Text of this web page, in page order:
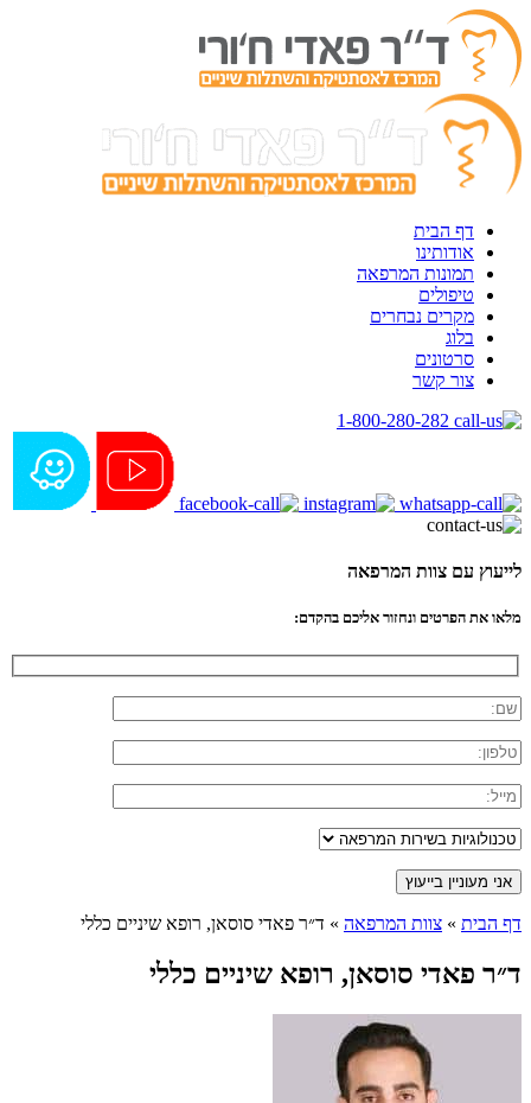
דף הבית
אודותינו
תמונות המרפאה
טיפולים
מקרים נבחרים
בלוג
סרטונים
צור קשר
1-800-280-282
לייעוץ עם צוות המרפאה
מלאו את הפרטים ונחזור אליכם בהקדם:
דף הבית » צוות המרפאה » ד״ר פאדי סוסאן, רופא שיניים כללי
ד״ר פאדי סוסאן, רופא שיניים כללי